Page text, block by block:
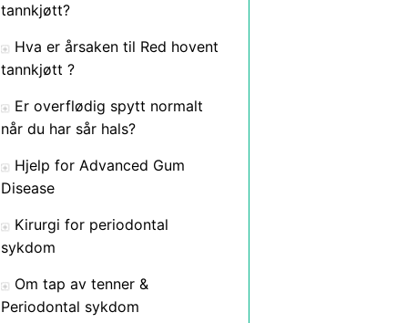
tannkjøtt?
Hva er årsaken til Red hovent
tannkjøtt ?
Er overflødig spytt normalt
når du har sår hals?
Hjelp for Advanced Gum
Disease
Kirurgi for periodontal
sykdom
Om tap av tenner &
Periodontal sykdom